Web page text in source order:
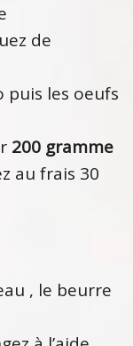
de
puis les oeufs
200 gramme
au frais 30
, le beurre